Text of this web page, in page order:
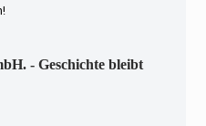
- Geschichte bleibt